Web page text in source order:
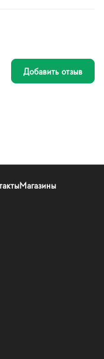
Добавить отзыв
Магазины